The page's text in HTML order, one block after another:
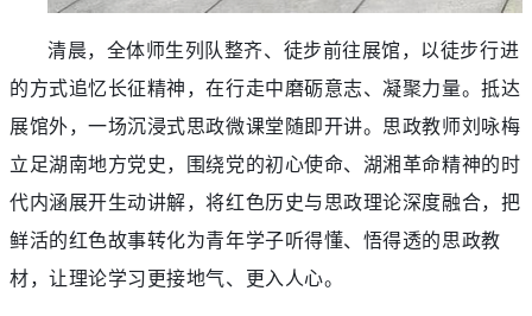
清晨，全体师生列队整齐、徒步前往展馆，以徒步行进
的方式追忆长征精神，在行走中磨砺意志、凝聚力量。抵达
展馆外，一场沉浸式思政微课堂随即开讲。思政教师刘咏梅
立足湖南地方党史，围绕党的初心使命、湖湘革命精神的时
代内涵展开生动讲解，将红色历史与思政理论深度融合，把
鲜活的红色故事转化为青年学子听得懂、悟得透的思政教
材，让理论学习更接地气、更入人心。